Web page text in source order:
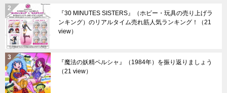
『30 MINUTES SISTERS』（ホビー・玩具の売り上げラ
ンキング）のリアルタイム売れ筋人気ランキング！
（21
view）
『魔法の妖精ペルシャ』（1984年）を振り返りましょう
（21 view）